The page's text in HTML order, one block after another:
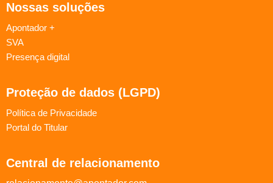
Nossas soluções
Apontador +
SVA
Presença digital
Proteção de dados (LGPD)
Política de Privacidade
Portal do Titular
Central de relacionamento